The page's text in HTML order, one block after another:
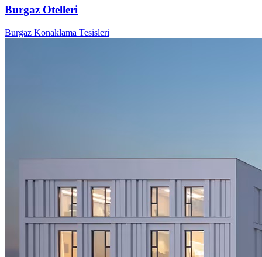
Burgaz Otelleri
Burgaz Konaklama Tesisleri